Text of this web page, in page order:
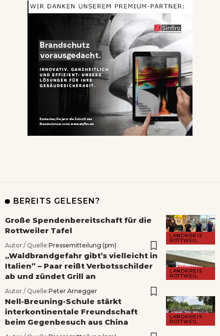
BEREITS GELESEN?
LANDKREIS
ROTTWEIL
Große Spendenbereitschaft für die
Rottweiler Tafel
Autor / Quelle:Pressemitteilung (pm)
LANDKREIS
ROTTWEIL
„Waldbrandgefahr gibt’s vielleicht in
Italien” – Paar reißt Verbotsschilder
ab und zündet Grill an
Autor / Quelle:Peter Arnegger
LANDKREIS
ROTTWEIL
Nell-Breuning-Schule stärkt
interkontinentale Freundschaft
beim Gegenbesuch aus China